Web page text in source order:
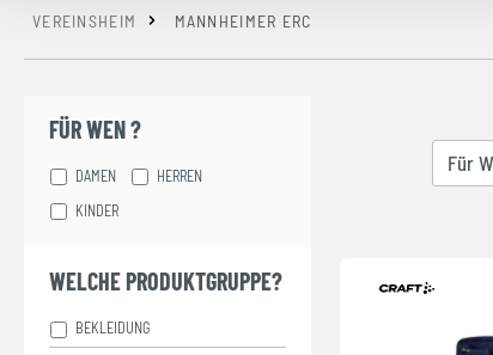
VEREINSHEIM MANNHEIMER ERC
FÜR WEN ?
DAMEN HERREN
KINDER
WELCHE PRODUKTGRUPPE?
BEKLEIDUNG
Für